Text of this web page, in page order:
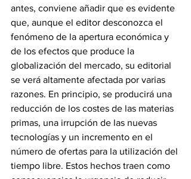
antes, conviene añadir que es evidente
que, aunque el editor desconozca el
fenómeno de la apertura económica y
de los efectos que produce la
globalización del mercado, su editorial
se verá altamente afectada por varias
razones. En principio, se producirá una
reducción de los costes de las materias
primas, una irrupción de las nuevas
tecnologías y un incremento en el
número de ofertas para la utilización del
tiempo libre. Estos hechos traen como